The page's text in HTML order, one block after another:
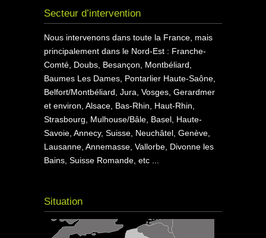
Secteur d’intervention
Nous intervenons dans toute la France, mais
principalement dans le Nord-Est : Franche-
Comté, Doubs, Besançon, Montbéliard,
Baumes Les Dames, Pontarlier Haute-Saône,
Belfort/Montbéliard, Jura, Vosges, Gerardmer
et environ, Alsace, Bas-Rhin, Haut-Rhin,
Strasbourg, Mulhouse/Bâle, Basel, Haute-
Savoie, Annecy, Suisse, Neuchâtel, Genève,
Lausanne, Annemasse, Vallorbe, Divonne les
Bains, Suisse Romande, etc ...
Situation